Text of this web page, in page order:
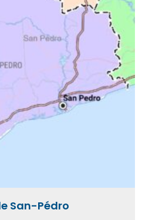
San-Pédro